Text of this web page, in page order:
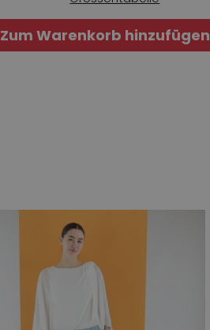
Zum Warenkorb hinzufügen